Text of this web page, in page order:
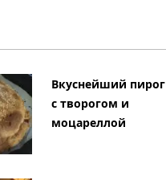
Вкуснейший пирог
с творогом и
моцареллой